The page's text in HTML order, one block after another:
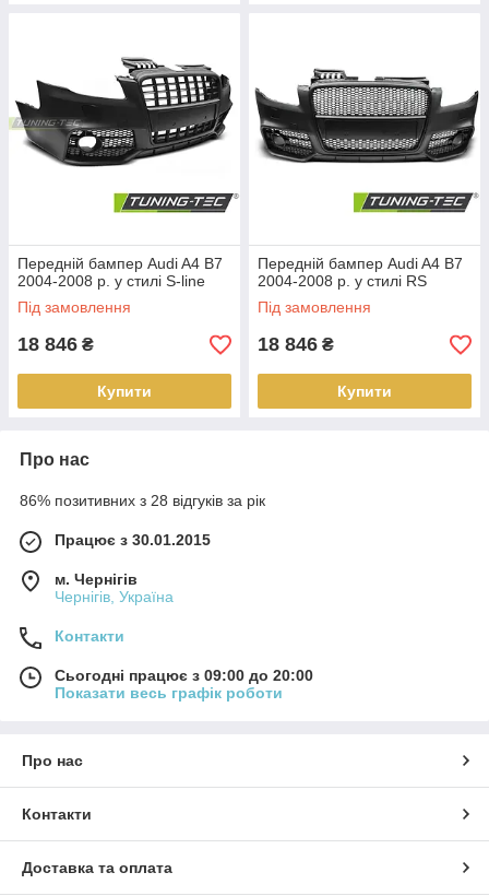
Передній бампер Audi A4 B7
2004-2008 р. у стилі S-line
Під замовлення
18 846 ₴
Купити
Передній бампер Audi A4 B7
2004-2008 р. у стилі RS
Під замовлення
18 846 ₴
Купити
Про нас
86% позитивних з 28 відгуків за рік
Працює з 30.01.2015
м. Чернігів
Чернігів, Україна
Контакти
Сьогодні працює з 09:00 до 20:00
Показати весь графік роботи
Про нас
Контакти
Доставка та оплата